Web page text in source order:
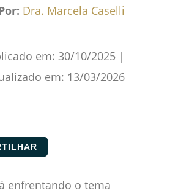
Dra. Marcela Caselli
em: 30/10/2025 |
em: 13/03/2026
enfrentando o tema